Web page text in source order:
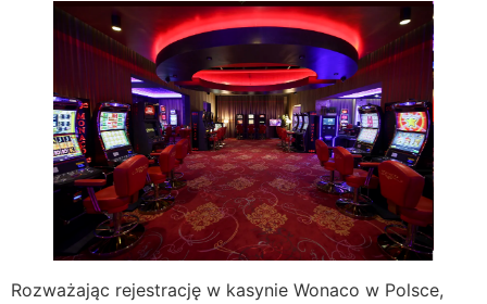
Rozważając rejestrację w kasynie Wonaco w Polsce,